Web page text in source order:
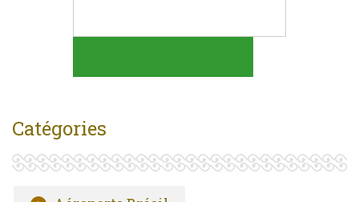
Catégories